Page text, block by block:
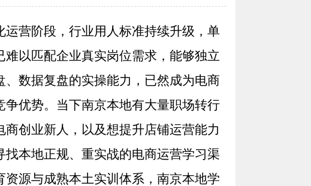
运营阶段，行业用人标准持续升级，单
以匹配企业真实岗位需求，能够独立
、数据复盘的实操能力，已然成为电商
争优势。当下南京本地有大量职场转行
创业新人，以及想提升店铺运营能力
找本地正规、重实战的电商运营学习渠
资源与成熟本土实训体系，南京本地学